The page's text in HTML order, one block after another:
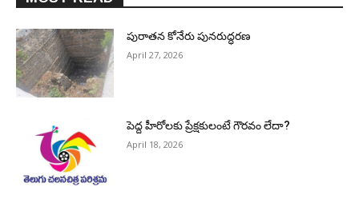
పురాత‌న కోనేరు పున‌రుద్ధ‌ర‌ణ
April 27, 2026
పెద్ద హీరోల‌కు ప్రేక్ష‌కులంటే గౌర‌వం లేదా?
April 18, 2026